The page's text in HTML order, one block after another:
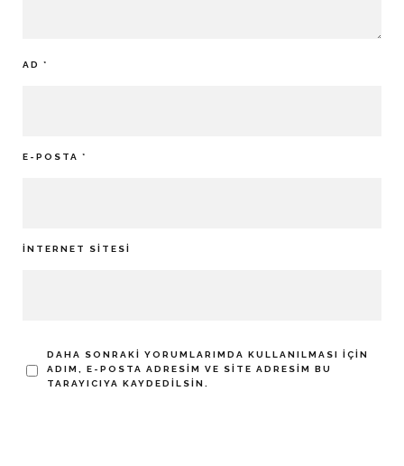
AD *
E-POSTA *
İNTERNET SITESI
DAHA SONRAKI YORUMLARIMDA KULLANILMASI IÇIN
ADIM, E-POSTA ADRESIM VE SITE ADRESIM BU
TARAYICIYA KAYDEDILSIN.